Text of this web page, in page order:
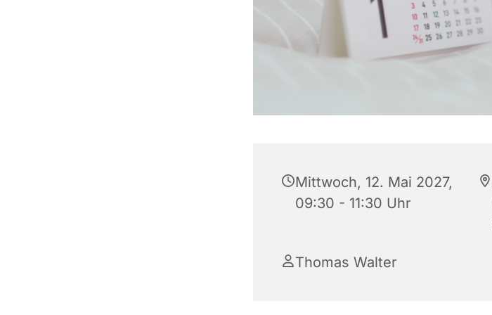
Mittwoch, 12. Mai 2027,
09:30 - 11:30 Uhr
Thomas Walter